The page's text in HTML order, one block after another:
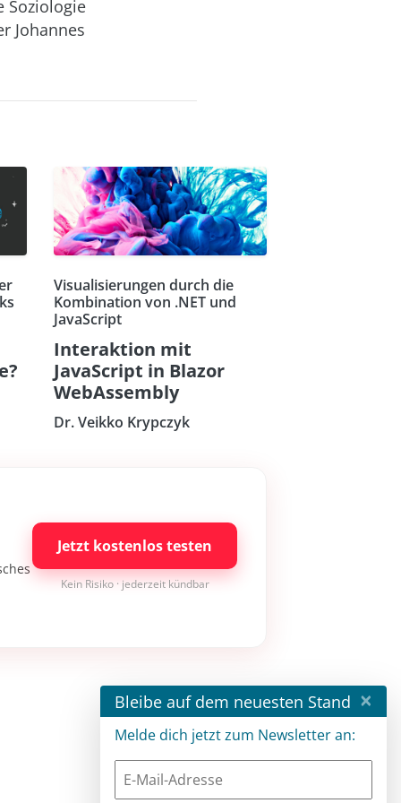
Soziologie
Johannes
Visualisierungen durch die
Kombination von .NET und
JavaScript
Interaktion mit
JavaScript in Blazor
WebAssembly
Dr. Veikko Krypczyk
Jetzt kostenlos testen
Kein Risiko · jederzeit kündbar
Bleibe auf dem neuesten Stand ×
Melde dich jetzt zum Newsletter an: